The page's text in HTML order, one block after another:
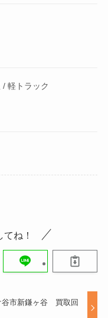
軽トラック
ね！
谷市新鎌ヶ谷 買取回